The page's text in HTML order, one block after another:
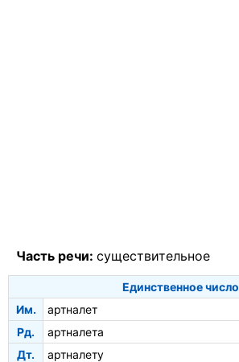
Часть речи: существительное
Единственное число
Им.
артналет
Рд.
артналета
Дт.
артналету